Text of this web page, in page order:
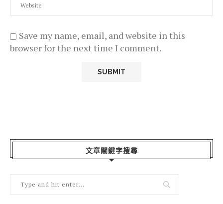
Save my name, email, and website in this
browser for the next time I comment.
文章關鍵字搜尋